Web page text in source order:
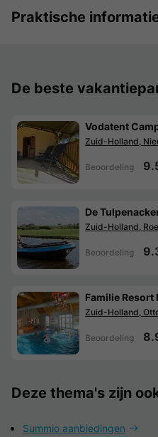
Praktische
De beste
Vodatent
Zuid-Holland,
Beoordeling
De
Zuid-Holland,
Beoordeling
Familie
Zuid-Holland,
Beoordeling
Deze thema's zijn
Summio aanbiedingen